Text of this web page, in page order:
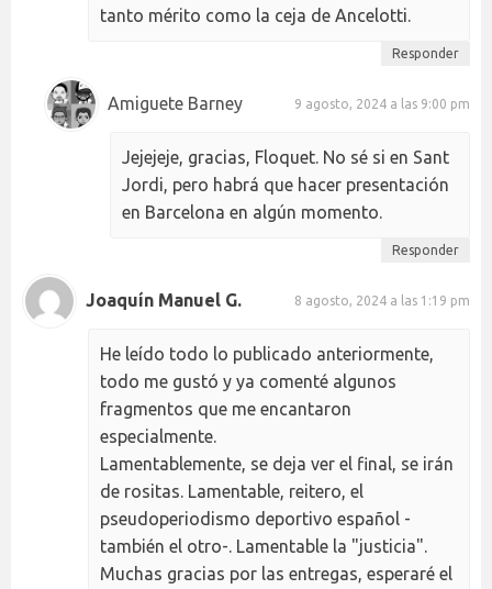
tanto mérito como la ceja de Ancelotti.
Responder
Amiguete Barney 9 agosto, 2024 a las 9:00 pm
Jejejeje, gracias, Floquet. No sé si en Sant
Jordi, pero habrá que hacer presentación
en Barcelona en algún momento.
Responder
Joaquín Manuel G. 8 agosto, 2024 a las 1:19 pm
He leído todo lo publicado anteriormente,
todo me gustó y ya comenté algunos
fragmentos que me encantaron
especialmente.
Lamentablemente, se deja ver el final, se irán
de rositas. Lamentable, reitero, el
pseudoperiodismo deportivo español -
también el otro-. Lamentable la "justicia".
Muchas gracias por las entregas, esperaré el